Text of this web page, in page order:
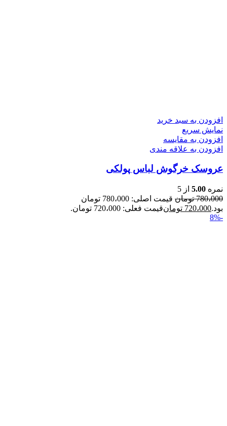
افزودن به سبد خرید
نمایش سریع
افزودن به مقایسه
افزودن به علاقه مندی
عروسک خرگوش لباس پولکی
نمره 5.00 از 5
780،000 تومان
قیمت اصلی: 780،000 تومان
بود.720،000 تومانقیمت فعلی: 720،000 تومان.
-8%